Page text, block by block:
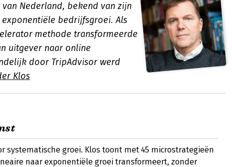
Nederland, bekend van zijn
bedrijfsgroei. Als
methode transformeerde
uitgever naar online
door TripAdvisor werd
Klos
systematische groei. Klos toont met 45 microstrategieën
naar exponentiële groei transformeert, zonder